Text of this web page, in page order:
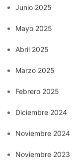
Junio 2025
Mayo 2025
Abril 2025
Marzo 2025
Febrero 2025
Diciembre 2024
Noviembre 2024
Noviembre 2023